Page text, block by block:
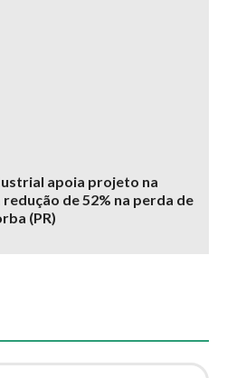
apoia projeto na
de 52% na perda de
(PR)